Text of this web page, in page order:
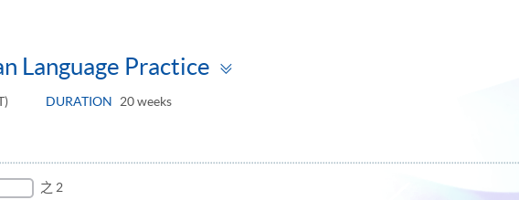
Language Practice
DURATION 20 weeks
之 2